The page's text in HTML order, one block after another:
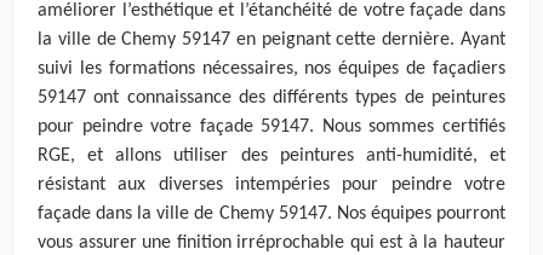
améliorer l’esthétique et l’étanchéité de votre façade dans
la ville de Chemy 59147 en peignant cette dernière. Ayant
suivi les formations nécessaires, nos équipes de façadiers
59147 ont connaissance des différents types de peintures
pour peindre votre façade 59147. Nous sommes certifiés
RGE, et allons utiliser des peintures anti-humidité, et
résistant aux diverses intempéries pour peindre votre
façade dans la ville de Chemy 59147. Nos équipes pourront
vous assurer une finition irréprochable qui est à la hauteur